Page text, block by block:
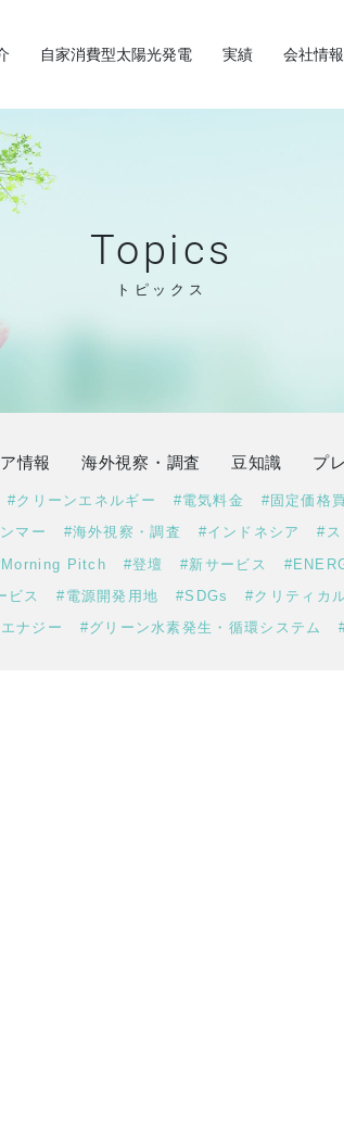
自家消費型太陽光発電 実績 会社情報
Topics
トピックス
情報 海外視察・調査 豆知識 プ
#クリーンエネルギー #電気料金 #固定価格
マー #海外視察・調査 #インドネシア #ス
Pitch #登壇 #新サービス
ビス #電源開発用地 #SDGs #クリティカ
ナジー
#グリーン水素発生・循環システム